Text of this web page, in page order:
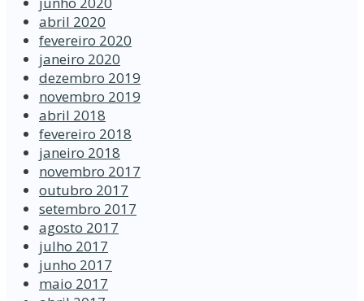
abril 2020
fevereiro 2020
janeiro 2020
dezembro 2019
novembro 2019
abril 2018
fevereiro 2018
janeiro 2018
novembro 2017
outubro 2017
setembro 2017
agosto 2017
julho 2017
junho 2017
maio 2017